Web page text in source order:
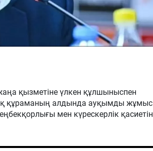
қызметіне үлкен құлшыныспен
құраманың алдында ауқымды жұмыс
мен күрескерлік қасиетін